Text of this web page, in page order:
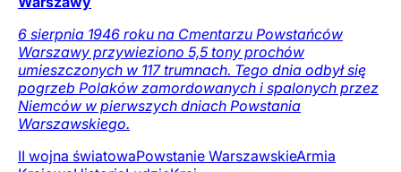
6 sierpnia 1946 roku na Cmentarzu Powstańców
Warszawy przywieziono 5,5 tony prochów
umieszczonych w 117 trumnach. Tego dnia odbył się
pogrzeb Polaków zamordowanych i spalonych przez
Niemców w pierwszych dniach Powstania
Warszawskiego.
II wojna światowaPowstanie WarszawskieArmia